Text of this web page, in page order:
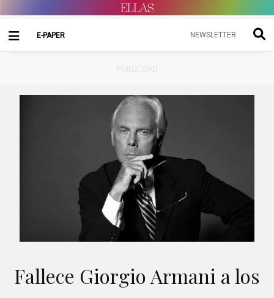
E-PAPER NEWSLETTER
PUBLICIDAD
Fallece Giorgio Armani a los